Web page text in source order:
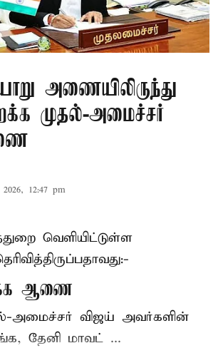
அணையிலிருந்து
முதல்-அமைச்சர்
12:47 pm
வெளியிட்டுள்ள
ஆணை
அமைச்சர் விஜய் அவர்களின்
தேனி மாவட் ...